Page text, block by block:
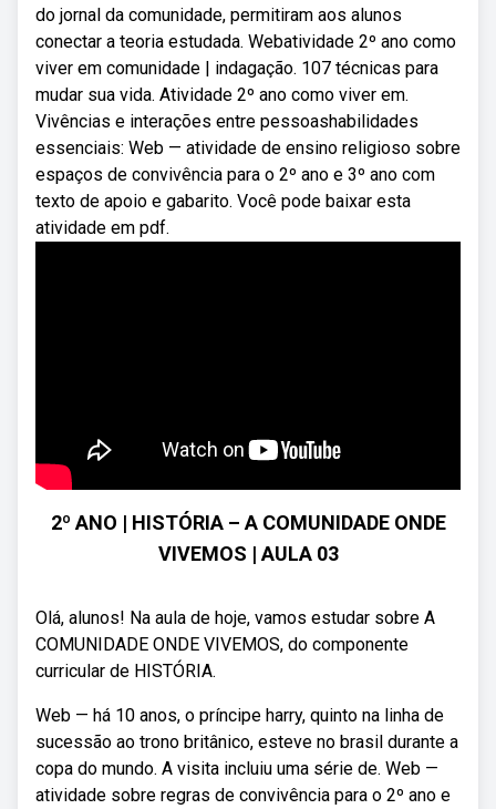
do jornal da comunidade, permitiram aos alunos
conectar a teoria estudada. Webatividade 2º ano como
viver em comunidade | indagação. 107 técnicas para
mudar sua vida. Atividade 2º ano como viver em.
Vivências e interações entre pessoashabilidades
essenciais: Web — atividade de ensino religioso sobre
espaços de convivência para o 2º ano e 3º ano com
texto de apoio e gabarito. Você pode baixar esta
atividade em pdf.
2º ANO | HISTÓRIA – A COMUNIDADE ONDE
VIVEMOS | AULA 03
Olá, alunos! Na aula de hoje, vamos estudar sobre A
COMUNIDADE ONDE VIVEMOS, do componente
curricular de HISTÓRIA.
Web — há 10 anos, o príncipe harry, quinto na linha de
sucessão ao trono britânico, esteve no brasil durante a
copa do mundo. A visita incluiu uma série de. Web —
atividade sobre regras de convivência para o 2º ano e